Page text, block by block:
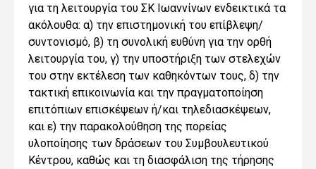
για τη λειτουργία του ΣΚ Ιωαννίνων ενδεικτικά τα
ακόλουθα: α) την επιστημονική του επίβλεψη/
συντονισμό, β) τη συνολική ευθύνη για την ορθή
λειτουργία του, γ) την υποστήριξη των στελεχών
του στην εκτέλεση των καθηκόντων τους, δ) την
τακτική επικοινωνία και την πραγματοποίηση
επιτόπιων επισκέψεων ή/και τηλεδιασκέψεων,
και ε) την παρακολούθηση της πορείας
υλοποίησης των δράσεων του Συμβουλευτικού
Κέντρου, καθώς και τη διασφάλιση της τήρησης